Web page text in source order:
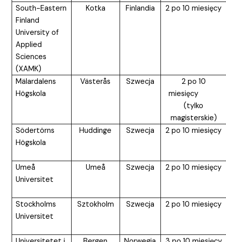
South-Eastern
Finland
University of
Applied
Sciences
(XAMK)
Kotka Finlandia 2 po 10 miesięcy
Mälardalens
Högskola
Västerås Szwecja
2 po 10
miesięcy
(tylko
magisterskie)
Södertörns
Högskola
Huddinge Szwecja 2 po 10 miesięcy
Umeå
Universitet
Umeå Szwecja 2 po 10 miesięcy
Stockholms
Universitet
Sztokholm Szwecja 2 po 10 miesięcy